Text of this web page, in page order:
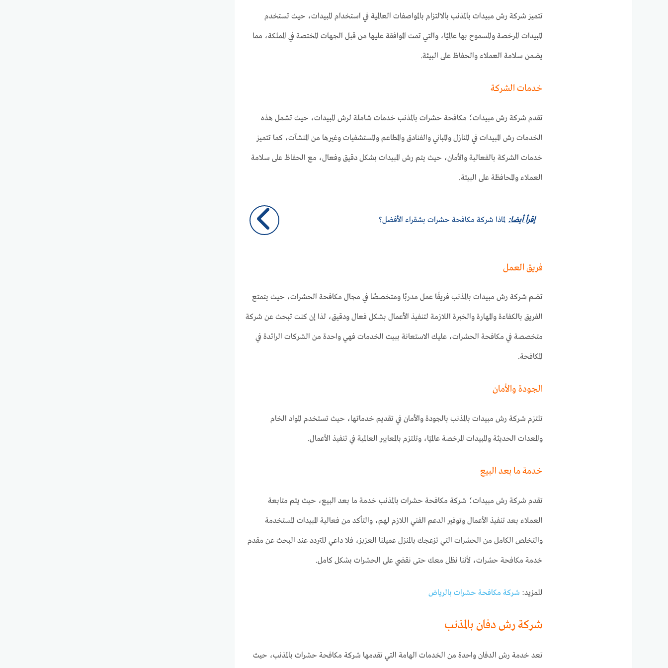
تتميز شركة رش مبيدات بالمذنب بالالتزام بالمواصفات العالمية في استخدام المبيدات، حيث تستخدم
المبيدات المرخصة والمسموح بها عالميًا، والتي تمت الموافقة عليها من قبل الجهات المختصة في المملكة، مما
يضمن سلامة العملاء والحفاظ على البيئة.
خدمات الشركة
تقدم شركة رش مبيدات؛ مكافحة حشرات بالمذنب خدمات شاملة لرش المبيدات، حيث تشمل هذه
الخدمات رش المبيدات في المنازل والمباني والفنادق والمطاعم والمستشفيات وغيرها من المنشآت، كما تتميز
خدمات الشركة بالفعالية والأمان، حيث يتم رش المبيدات بشكل دقيق وفعال، مع الحفاظ على سلامة
العملاء والمحافظة على البيئة.
إقرأ أيضا: لماذا شركة مكافحة حشرات بشقراء الأفضل؟
فريق العمل
تضم شركة رش مبيدات بالمذنب فريقًا عمل مدربًا ومتخصصًا في مجال مكافحة الحشرات، حيث يتمتع
الفريق بالكفاءة والمهارة والخبرة اللازمة لتنفيذ الأعمال بشكل فعال ودقيق، لذا إن كنت تبحث عن شركة
متخصصة في مكافحة الحشرات، عليك الاستعانة ببيت الخدمات فهي واحدة من الشركات الرائدة في
المكافحة.
الجودة والأمان
تلتزم شركة رش مبيدات بالمذنب بالجودة والأمان في تقديم خدماتها، حيث تستخدم المواد الخام
والمعدات الحديثة والمبيدات المرخصة عالميًا، وتلتزم بالمعايير العالمية في تنفيذ الأعمال.
خدمة ما بعد البيع
تقدم شركة رش مبيدات؛ شركة مكافحة حشرات بالمذنب خدمة ما بعد البيع، حيث يتم متابعة
العملاء بعد تنفيذ الأعمال وتوفير الدعم الفني اللازم لهم، والتأكد من فعالية المبيدات المستخدمة
والتخلص الكامل من الحشرات التي تزعجك بالمنزل عميلنا العزيز، فلا داعي للتردد عند البحث عن مقدم
خدمة مكافحة حشرات، لأننا نظل معك حتى نقضي على الحشرات بشكل كامل.
للمزيد: شركة مكافحة حشرات بالرياض
شركة رش دفان بالمذنب
تعد خدمة رش الدفان واحدة من الخدمات الهامة التي تقدمها شركة مكافحة حشرات بالمذنب، حيث